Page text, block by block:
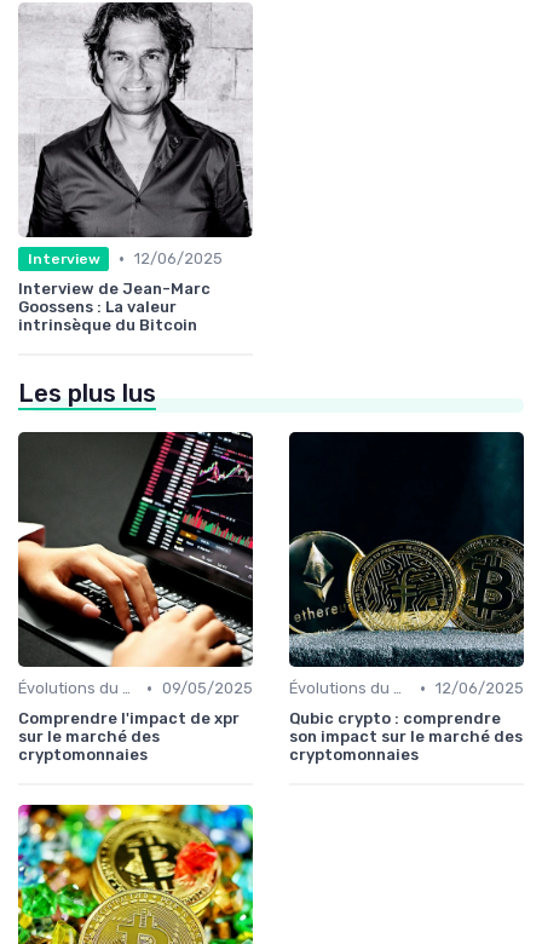
Interview • 12/06/2025
Interview de Jean-Marc
Goossens : La valeur
intrinsèque du Bitcoin
Les plus lus
Évolutions du marché des cryptos • 09/05/2025
Comprendre l'impact de xpr
sur le marché des
cryptomonnaies
Évolutions du marché des cryptos • 12/06/2025
Qubic crypto : comprendre
son impact sur le marché des
cryptomonnaies